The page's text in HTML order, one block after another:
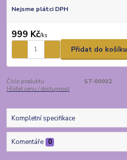
Nejsme plátci DPH
999 Kč/ks
Přidat do košíku
Číslo produktu:
ST-00002
Hlídat cenu / dostupnost
Kompletní specifikace
Komentáře 0